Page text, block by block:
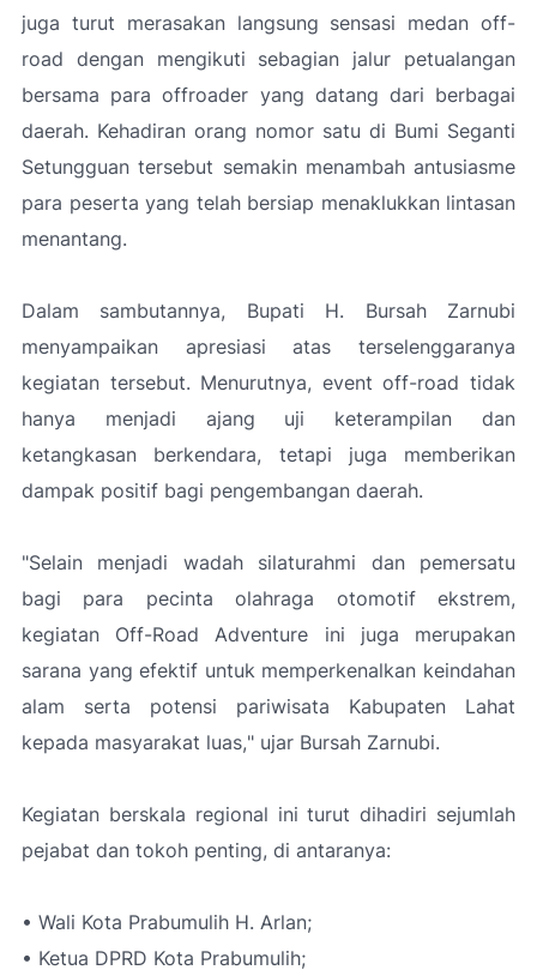
juga turut merasakan langsung sensasi medan off-
road dengan mengikuti sebagian jalur petualangan
bersama para offroader yang datang dari berbagai
daerah. Kehadiran orang nomor satu di Bumi Seganti
Setungguan tersebut semakin menambah antusiasme
para peserta yang telah bersiap menaklukkan lintasan
menantang.
Dalam sambutannya, Bupati H. Bursah Zarnubi
menyampaikan apresiasi atas terselenggaranya
kegiatan tersebut. Menurutnya, event off-road tidak
hanya menjadi ajang uji keterampilan dan
ketangkasan berkendara, tetapi juga memberikan
dampak positif bagi pengembangan daerah.
"Selain menjadi wadah silaturahmi dan pemersatu
bagi para pecinta olahraga otomotif ekstrem,
kegiatan Off-Road Adventure ini juga merupakan
sarana yang efektif untuk memperkenalkan keindahan
alam serta potensi pariwisata Kabupaten Lahat
kepada masyarakat luas," ujar Bursah Zarnubi.
Kegiatan berskala regional ini turut dihadiri sejumlah
pejabat dan tokoh penting, di antaranya:
• Wali Kota Prabumulih H. Arlan;
• Ketua DPRD Kota Prabumulih;